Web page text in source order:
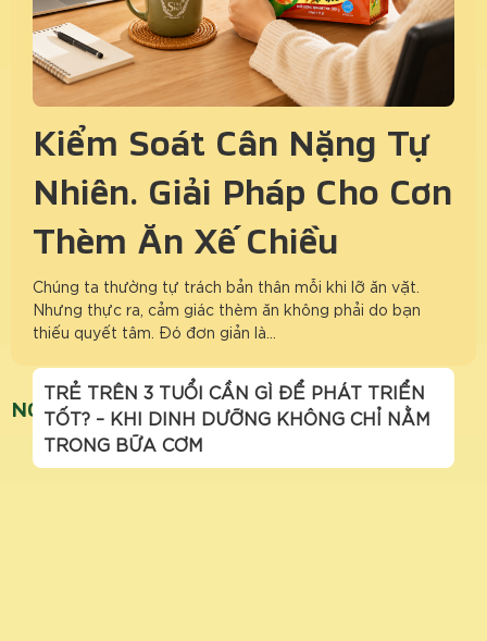
Kiểm Soát Cân Nặng Tự
Nhiên: Giải Pháp Cho Cơn
Thèm Ăn Xế Chiều
Chúng ta thường tự trách bản thân mỗi khi lỡ ăn vặt.
Nhưng thực ra, cảm giác thèm ăn không phải do bạn
thiếu quyết tâm. Đó đơn giản là…
NGŨ CỐC GIÁ RẺ
TRẺ TRÊN 3 TUỔI CẦN GÌ ĐỂ PHÁT TRIỂN
TỐT? – KHI DINH DƯỠNG KHÔNG CHỈ NẰM
TRONG BỮA CƠM